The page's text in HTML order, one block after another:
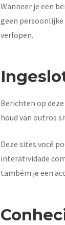
Wanneer je een
geen
verlopen.
Berichten op
houd van outros
Deze sites você
interatividade
também je een